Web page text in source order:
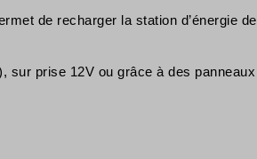
de recharger la station d’énergie de
sur prise 12V ou grâce à des panneaux